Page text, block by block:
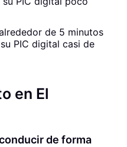
de 5 minutos
PIC digital casi de
en El
de forma